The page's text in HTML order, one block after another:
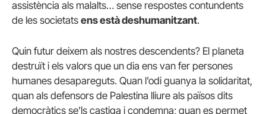
assistència als malalts… sense respostes contundents
de les societats ens està deshumanitzant.
Quin futur deixem als nostres descendents? El planeta
destruït i els valors que un dia ens van fer persones
humanes desapareguts. Quan l’odi guanya la solidaritat,
quan als defensors de Palestina lliure als països dits
democràtics se’ls castiga i condemna; quan es permet